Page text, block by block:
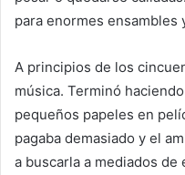
para enormes
A principios de los
música. Terminó
pequeños papeles en
pagaba demasiado y el
a buscarla a mediados de